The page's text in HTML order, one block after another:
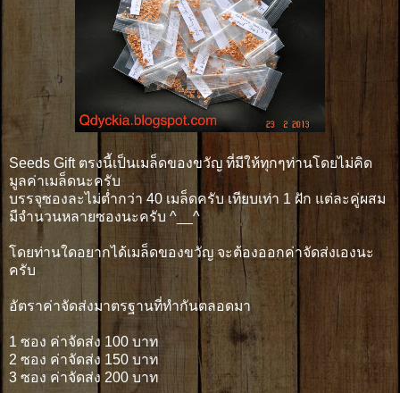
Seeds Gift ตรงนี้เป็นเมล็ดของขวัญ ที่มีให้ทุกๆท่านโดยไม่คิด
มูลค่าเมล็ดนะครับ
บรรจุซองละไม่ต่ำกว่า 40 เมล็ดครับ เทียบเท่า 1 ฝัก แต่ละคู่ผสม
มีจำนวนหลายซองนะครับ ^__^
โดยท่านใดอยากได้เมล็ดของขวัญ จะต้องออกค่าจัดส่งเองนะ
ครับ
อัตราค่าจัดส่งมาตรฐานที่ทำกันตลอดมา
1 ซอง ค่าจัดส่ง 100 บาท
2 ซอง ค่าจัดส่ง 150 บาท
3 ซอง ค่าจัดส่ง 200 บาท